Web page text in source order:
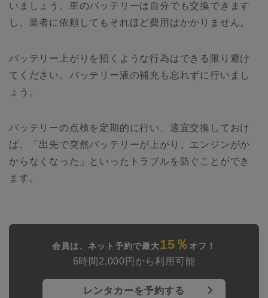
いましょう。車のバッテリーは自分でも交換できます
し、業者に依頼してもそれほど費用はかかりません。
バッテリー上がりを招くような行為はできる限り避け
てください。バッテリー液の補充も忘れずに行いまし
ょう。
バッテリーの点検を定期的に行い、適宜交換しておけ
ば、「出先で突然バッテリーが上がり、エンジンがか
からなくなった」といったトラブルを防ぐことができ
ます。
会員は、ネット予約で最大15％ オフ！
6時間2,000円から利用可能
レンタカーを予約する